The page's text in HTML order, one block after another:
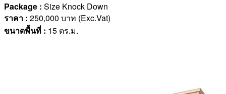
Package : Size Knock Down
ราคา : 250,000 บาท (Exc.Vat)
ขนาดพื้นที่ : 15 ตร.ม.